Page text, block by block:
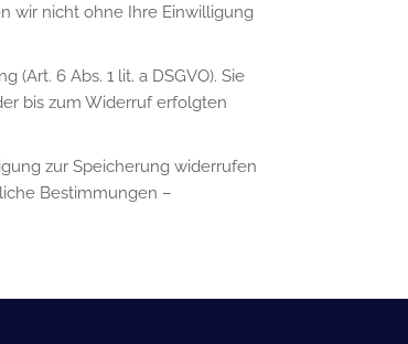
wir nicht ohne Ihre Einwilligung
6 Abs. 1 lit. a DSGVO). Sie
bis zum Widerruf erfolgten
zur Speicherung widerrufen
Bestimmungen –